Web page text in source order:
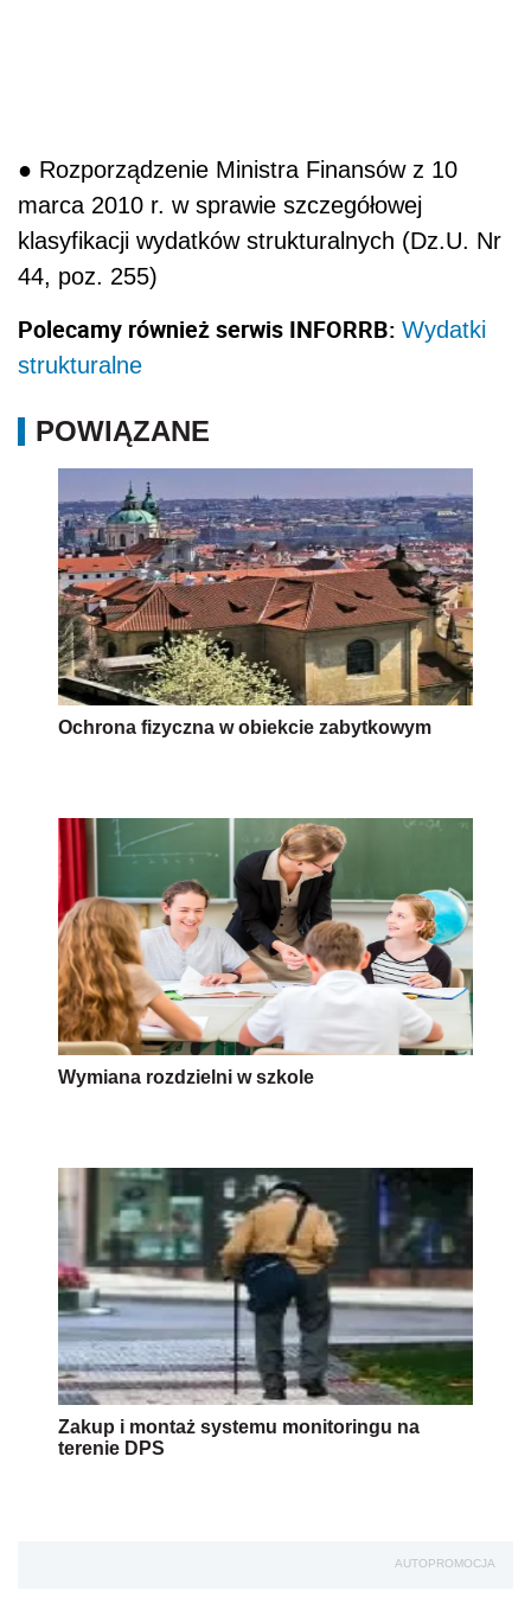
● Rozporządzenie Ministra Finansów z 10
marca 2010 r. w sprawie szczegółowej
klasyfikacji wydatków strukturalnych (Dz.U. Nr
44, poz. 255)
Polecamy również serwis INFORRB: Wydatki
strukturalne
POWIĄZANE
Ochrona fizyczna w obiekcie zabytkowym
Wymiana rozdzielni w szkole
Zakup i montaż systemu monitoringu na
terenie DPS
AUTOPROMOCJA